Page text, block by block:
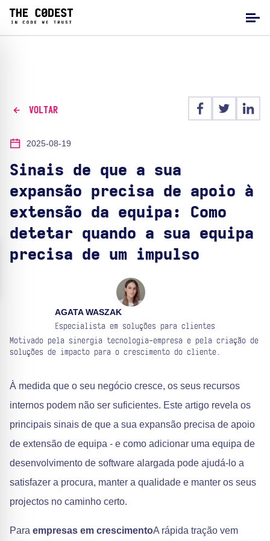
VOLTAR
2025-08-19
Sinais de que a sua
expansão precisa de apoio à
extensão da equipa: Como
detetar quando a sua equipa
precisa de um impulso
AGATA WASZAK
Especialista em soluções para clientes
Motivado pela sinergia tecnologia-empresa e pela criação de
soluções de impacto para o crescimento do cliente.
À medida que o seu negócio cresce, os seus recursos
internos podem não ser suficientes. Este artigo revela os
principais sinais de que a sua expansão precisa de apoio
de extensão de equipa - e como adicionar uma equipa de
desenvolvimento de software alargada pode ajudá-lo a
satisfazer a procura, manter a qualidade e manter os seus
projectos no caminho certo.
Para empresas em crescimentoA rápida tração vem